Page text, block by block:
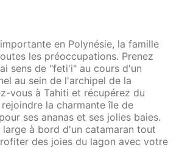
en Polynésie, la famille
les préoccupations. Prenez
sens de "feti'i" au cours d'un
au sein de l'archipel de la
vous à Tahiti et récupérez du
la charmante île de
ses ananas et ses jolies baies.
large à bord d'un catamaran tout
des joies du lagon avec votre